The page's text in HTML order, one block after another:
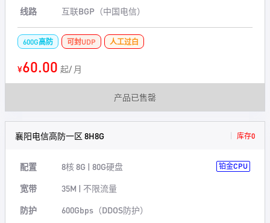
线路
互联BGP（中国电信）
600G高防 可封UDP 人工过白
¥60.00 起/ 月
产品已售罄
襄阳电信高防一区 8H8G 库存0
配置 8核 8G | 80G硬盘 铂金CPU
宽带
35M | 不限流量
防护
600Gbps（DDOS防护）